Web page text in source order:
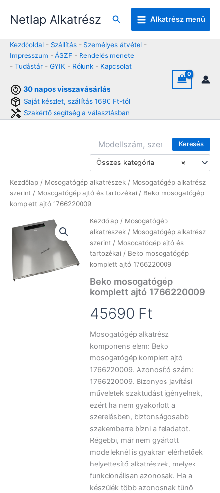
Netlap Alkatrész Keresés Alkatrész menü
Kezdőoldal - Szállítás - Személyes átvétel -
Impresszum - ÁSZF - Rendelés menete
- Tudástár - GYIK - Rólunk - Kapcsolat
30 napos visszavásárlás
Saját készlet, szállítás 1690 Ft-tól
Szakértő segítség a választásban
Keresés
×
Összes kategória
Kezdőlap / Mosogatógép alkatrészek / Mosogatógép alkatrész
szerint / Mosogatógép ajtó és tartozékai / Beko mosogatógép
komplett ajtó 1766220009
Kezdőlap / Mosogatógép
alkatrészek / Mosogatógép alkatrész
szerint / Mosogatógép ajtó és
tartozékai / Beko mosogatógép
komplett ajtó 1766220009
Beko mosogatógép
komplett ajtó 1766220009
45690 Ft
Mosogatógép alkatrész
komponens elem: Beko
mosogatógép komplett ajtó
1766220009. Azonosító szám:
1766220009. Bizonyos javítási
műveletek szaktudást igényelnek,
ezért ha nem gyakorlott a
szerelésben, biztonságosabb
szakemberre bízni a feladatot.
Régebbi, már nem gyártott
modelleknél is gyakran elérhetőek
helyettesítő alkatrészek, melyek
funkcionálisan azonosak. Ha a
készülék több azonosnak tűnő